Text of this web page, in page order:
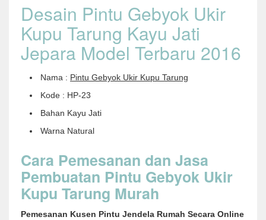
Desain Pintu Gebyok Ukir
Kupu Tarung Kayu Jati
Jepara Model Terbaru 2016
Nama : Pintu Gebyok Ukir Kupu Tarung
Kode : HP-23
Bahan Kayu Jati
Warna Natural
Cara Pemesanan dan Jasa
Pembuatan Pintu Gebyok Ukir
Kupu Tarung Murah
Pemesanan Kusen Pintu Jendela Rumah Secara Online